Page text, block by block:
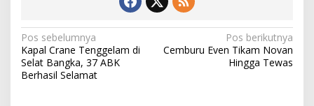
N
a
v
Pos sebelumnya
Kapal Crane Tenggelam di
Selat Bangka, 37 ABK
Berhasil Selamat
Pos berikutnya
Cemburu Even Tikam Novan
Hingga Tewas